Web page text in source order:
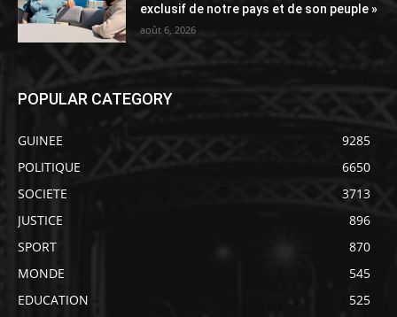
exclusif de notre pays et de son peuple »
août 6, 2026
POPULAR CATEGORY
GUINEE
9285
POLITIQUE
6650
SOCIETE
3713
JUSTICE
896
SPORT
870
MONDE
545
EDUCATION
525